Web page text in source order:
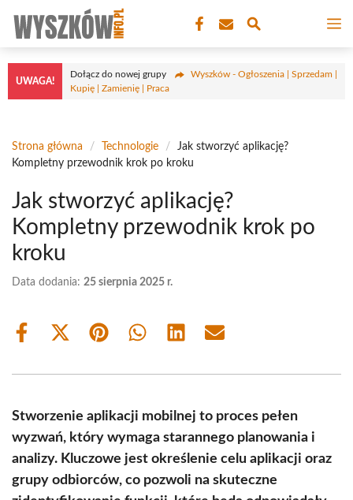
treści
UWAGA!
Dołącz do nowej grupy
Wyszków - Ogłoszenia | Sprzedam |
Kupię | Zamienię | Praca
Strona główna / Technologie /
Jak stworzyć aplikację?
Kompletny przewodnik krok po kroku
Jak stworzyć aplikację?
Kompletny przewodnik krok po
kroku
Data dodania: 25 sierpnia 2025 r.
Share
Share
(Twitter)
Share Share Share Share
Stworzenie aplikacji mobilnej to proces pełen
wyzwań, który wymaga starannego planowania i
analizy. Kluczowe jest określenie celu aplikacji oraz
grupy odbiorców, co pozwoli na skuteczne